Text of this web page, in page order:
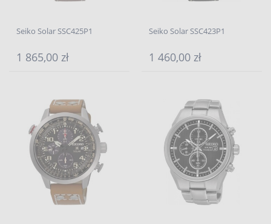
Seiko Solar SSC425P1
1 865,00 zł
Seiko Solar SSC423P1
1 460,00 zł